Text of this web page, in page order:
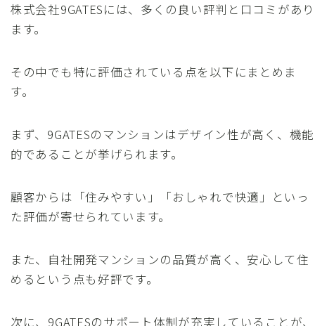
株式会社9GATESには、多くの良い評判と口コミがあり
ます。
その中でも特に評価されている点を以下にまとめま
す。
まず、9GATESのマンションはデザイン性が高く、機能
的であることが挙げられます。
顧客からは「住みやすい」「おしゃれで快適」といっ
た評価が寄せられています。
また、自社開発マンションの品質が高く、安心して住
めるという点も好評です。
次に、9GATESのサポート体制が充実していることが、